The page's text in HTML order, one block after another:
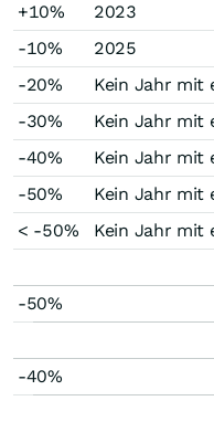
+10%
2023
-10%
2025
-20%
Kein Jahr mit
-30%
Kein Jahr mit
-40%
Kein Jahr mit
-50%
Kein Jahr mit
< -50%
Kein Jahr mit
-50%
-40%